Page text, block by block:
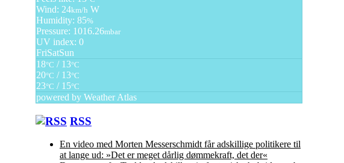
Wind: 24km/h W
Humidity: 85%
Pressure: 1016.26mbar
UV index: 0
FriSatSun
18°C / 13°C
20°C / 13°C
23°C / 15°C
powered by Weather Atlas
RSS
En video med Morten Messerschmidt får adskillige politikere til
at lange ud: »Det er meget dårlig dømmekraft, det der«